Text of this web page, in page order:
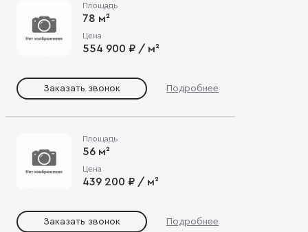
Площадь
78 м²
Цена
554 900 ₽ / м²
Заказать звонок Подробнее
Площадь
56 м²
Цена
439 200 ₽ / м²
Заказать звонок Подробнее